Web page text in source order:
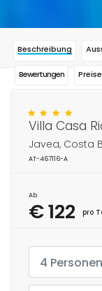
Beschreibung
Bewertungen Preise
Villa Casa
Javea, Costa
AT-467116-A
Ab
€ 122 pro
4 Personen